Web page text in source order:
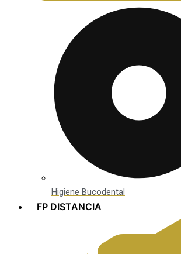
Higiene Bucodental
FP DISTANCIA